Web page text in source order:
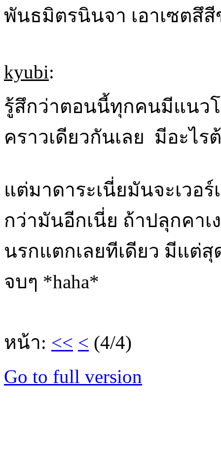
พันธมิตรนินจา เอาเซตสึสี
kyubi:
รู้สึกว่าตอนนี้ทุกคนมีแนว
คราวเดียวกันเลย มีอะไร
แต่มาดาระเนี่ยมันจะเวอ
กว่ามันอีกเนี่ย ถ้าปลุกคา
นรกแตกเลยทีเดียว มีแต่
จบๆ *haha*
หน้า: << < (4/4)
Go to full version